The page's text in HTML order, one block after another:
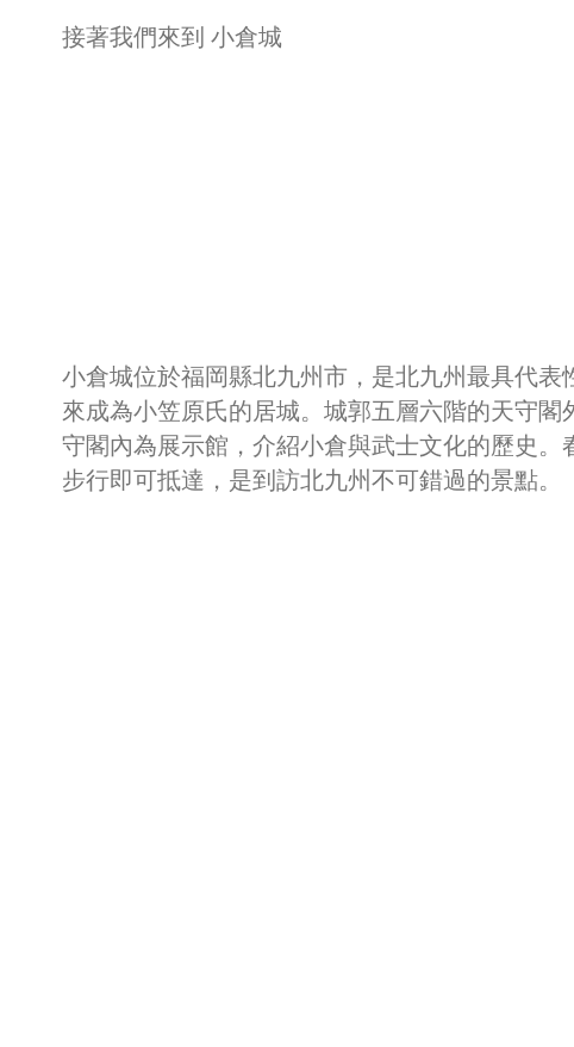
接著我們來到 小倉城
小倉城位於福岡縣北九州市，是北九州最具代
來成為小笠原氏的居城。城郭五層六階的天守
守閣內為展示館，介紹小倉與武士文化的歷史
步行即可抵達，是到訪北九州不可錯過的景點。